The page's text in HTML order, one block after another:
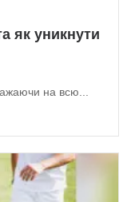
як уникнути
на всю...